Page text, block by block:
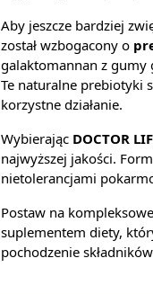
Aby jeszcze bardziej
został wzbogacony o
galaktomannan z gumy
Te naturalne prebiotyki
korzystne działanie.
Wybierając DOCTOR
najwyższej jakości.
nietolerancjami
Postaw na
suplementem diety,
pochodzenie